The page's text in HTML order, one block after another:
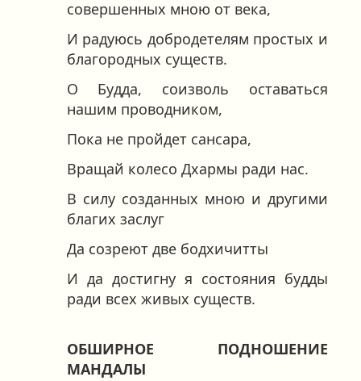
совершенных мною от века,
И радуюсь добродетелям простых и
благородных существ.
О Будда, соизволь оставаться
нашим проводником,
Пока не пройдет сансара,
Вращай колесо Дхармы ради нас.
В силу созданных мною и другими
благих заслуг
Да созреют две бодхичитты
И да достигну я состояния будды
ради всех живых существ.
ОБШИРНОЕ ПОДНОШЕНИЕ
МАНДАЛЫ